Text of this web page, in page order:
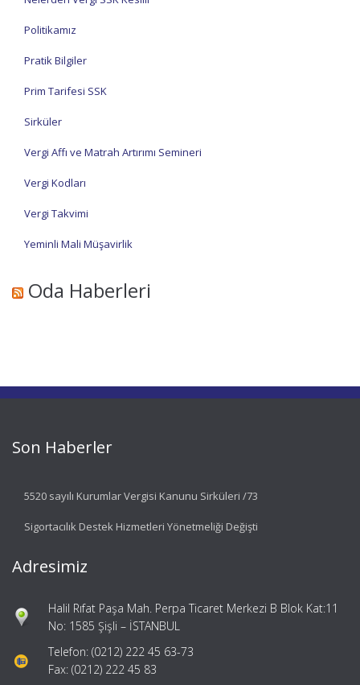
Politikamız
Pratik Bilgiler
Prim Tarifesi SSK
Sirküler
Vergi Affı ve Matrah Artırımı Semineri
Vergi Kodları
Vergi Takvimi
Yeminli Mali Müşavirlik
Oda Haberleri
Son Haberler
5520 sayılı Kurumlar Vergisi Kanunu Sirküleri /73
Sigortacılık Destek Hizmetleri Yönetmeliği Değişti
Adresimiz
Halil Rıfat Paşa Mah. Perpa Ticaret Merkezi B Blok Kat:11
No: 1585 Şişli – İSTANBUL
Telefon: (0212) 222 45 63-73
Fax: (0212) 222 45 83